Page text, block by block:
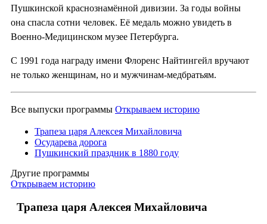
Пушкинской краснознамённой дивизии. За годы войны
она спасла сотни человек. Её медаль можно увидеть в
Военно-Медицинском музее Петербурга.
С 1991 года награду имени Флоренс Найтингейл вручают
не только женщинам, но и мужчинам-медбратьям.
Все выпуски программы Открываем историю
Трапеза царя Алексея Михайловича
Осударева дорога
Пушкинский праздник в 1880 году
Другие программы
Открываем историю
Трапеза царя Алексея Михайловича